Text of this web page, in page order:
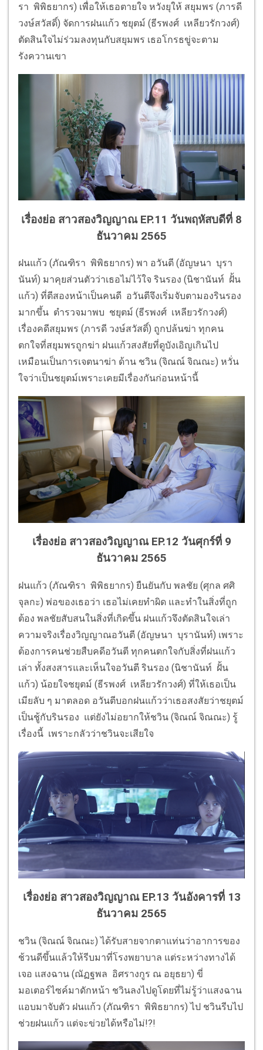
รา พิพิธยากร) เพื่อให้เธอตายใจ หวังยุให้ สยุมพร (ภารดี
วงษ์สวัสดิ์) จัดการฝนแก้ว ชยุตม์ (ธีรพงศ์ เหลียวรักวงศ์)
ตัดสินใจไม่ร่วมลงทุนกับสยุมพร เธอโกรธขู่จะตาม
รังควานเขา
เรื่องย่อ สาวสองวิญญาณ EP.11 วันพฤหัสบดีที่ 8
ธันวาคม 2565
ฝนแก้ว (ภัณฑิรา พิพิธยากร) พา อวันตี (อัญษนา บุรา
นันท์) มาคุยส่วนตัวว่าเธอไม่ไว้ใจ รินรอง (นิชานันท์ ฝั้น
แก้ว) ที่ตีสองหน้าเป็นคนดี อวันตีจึงเริ่มจับตามองรินรอง
มากขึ้น ตำรวจมาพบ ชยุตม์ (ธีรพงศ์ เหลียวรักวงศ์)
เรื่องคดีสยุมพร (ภารดี วงษ์สวัสดิ์) ถูกปล้นฆ่า ทุกคน
ตกใจที่สยุมพรถูกฆ่า ฝนแก้วสงสัยที่ดูบังเอิญเกินไป
เหมือนเป็นการเจตนาฆ่า ด้าน ชวิน (จิณณ์ จิณณะ) หวั่น
ใจว่าเป็นชยุตม์เพราะเคยมีเรื่องกันก่อนหน้านี้
เรื่องย่อ สาวสองวิญญาณ EP.12 วันศุกร์ที่ 9
ธันวาคม 2565
ฝนแก้ว (ภัณฑิรา พิพิธยากร) ยืนยันกับ พลชัย (ศุกล ศศิ
จุลกะ) พ่อของเธอว่า เธอไม่เคยทำผิด และทำในสิ่งที่ถูก
ต้อง พลชัยสับสนในสิ่งที่เกิดขึ้น ฝนแก้วจึงตัดสินใจเล่า
ความจริงเรื่องวิญญาณอวันตี (อัญษนา บุรานันท์) เพราะ
ต้องการคนช่วยสืบคดีอวันตี ทุกคนตกใจกับสิ่งที่ฝนแก้ว
เล่า ทั้งสงสารและเห็นใจอวันตี รินรอง (นิชานันท์ ฝั้น
แก้ว) น้อยใจชยุตม์ (ธีรพงศ์ เหลียวรักวงศ์) ที่ให้เธอเป็น
เมียลับ ๆ มาตลอด อวันตีบอกฝนแก้วว่าเธอสงสัยว่าชยุตม์
เป็นชู้กับรินรอง แต่ยังไม่อยากให้ชวิน (จิณณ์ จิณณะ) รู้
เรื่องนี้ เพราะกลัวว่าชวินจะเสียใจ
เรื่องย่อ สาวสองวิญญาณ EP.13 วันอังคารที่ 13
ธันวาคม 2565
ชวิน (จิณณ์ จิณณะ) ได้รับสายจากตาแท่นว่าอาการของ
ช้วนดีขึ้นแล้วให้รีบมาที่โรงพยาบาล แต่ระหว่างทางได้
เจอ แสงฉาน (ณัฏฐพล อิศรางกูร ณ อยุธยา) ขี่
มอเตอร์ไซค์มาดักหน้า ชวินลงไปดูโดยที่ไม่รู้ว่าแสงฉาน
แอบมาจับตัว ฝนแก้ว (ภัณฑิรา พิพิธยากร) ไป ชวินรีบไป
ช่วยฝนแก้ว แต่จะข่วยได้หรือไม่!?!